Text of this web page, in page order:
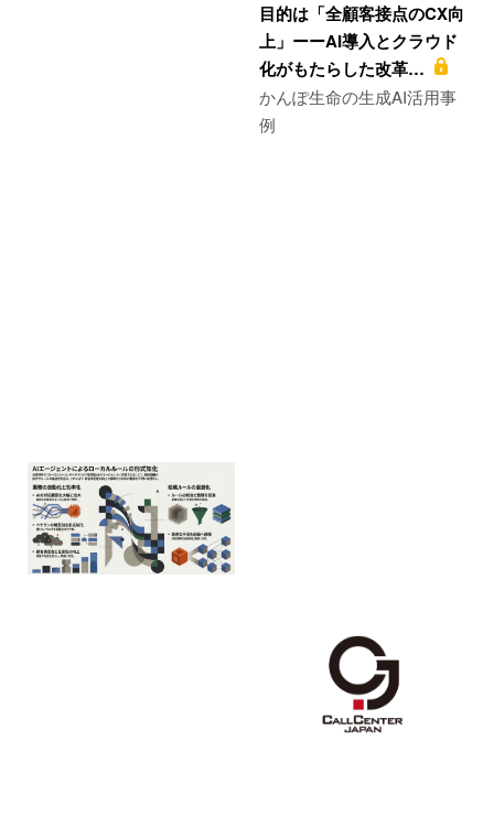
目的は「全顧客接点のCX向
上」ーーAI導入とクラウド
化がもたらした改革…
かんぽ生命の生成AI活用事
例